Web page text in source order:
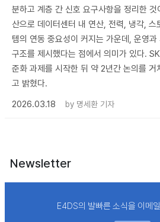
분하고 계층 간 신호 요구사항을 정리한
산으로 데이터센터 내 연산, 전력, 냉각,
템의 연동 중요성이 커지는 가운데, 운영
구조를 제시했다는 점에서 의미가 있다.
준화 과제를 시작한 뒤 약 2년간 논의를 거
고 밝혔다.
2026.03.18
by 명세환 기자
Newsletter
E4DS의 발빠른 소식을 이메